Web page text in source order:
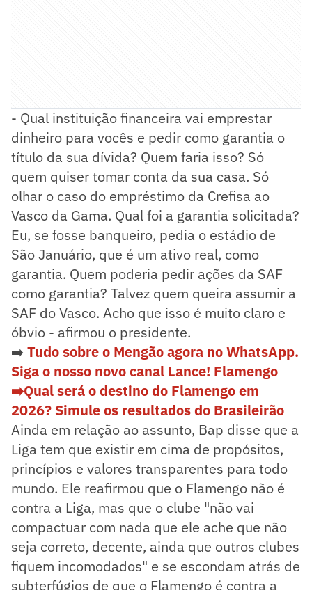
- Qual instituição financeira vai emprestar
dinheiro para vocês e pedir como garantia o
título da sua dívida? Quem faria isso? Só
quem quiser tomar conta da sua casa. Só
olhar o caso do empréstimo da Crefisa ao
Vasco da Gama. Qual foi a garantia solicitada?
Eu, se fosse banqueiro, pedia o estádio de
São Januário, que é um ativo real, como
garantia. Quem poderia pedir ações da SAF
como garantia? Talvez quem queira assumir a
SAF do Vasco. Acho que isso é muito claro e
óbvio - afirmou o presidente.
➡️ Tudo sobre o Mengão agora no WhatsApp.
Siga o nosso novo canal Lance! Flamengo
➡️Qual será o destino do Flamengo em
2026? Simule os resultados do Brasileirão
Ainda em relação ao assunto, Bap disse que a
Liga tem que existir em cima de propósitos,
princípios e valores transparentes para todo
mundo. Ele reafirmou que o Flamengo não é
contra a Liga, mas que o clube "não vai
compactuar com nada que ele ache que não
seja correto, decente, ainda que outros clubes
fiquem incomodados" e se escondam atrás de
subterfúgios de que o Flamengo é contra a